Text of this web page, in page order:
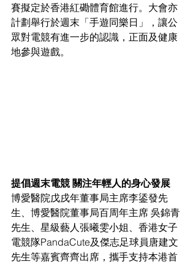
賽擬定於香港紅磡體育館進行。大會亦
計劃舉行於週末「手遊同樂日」，讓公
眾對電競有進一步的認識，正面及健康
地參與遊戲。
提倡週末電競 關注年輕人的身心發展
博愛醫院戊戌年董事局主席李鋈發先
生、博愛醫院董事局百周年主席 吳錦青
先生、星級藝人張曦雯小姐、香港女子
電競隊PandaCute及傑志足球員唐建文
先生等嘉賓齊齊出席，攜手支持本港首